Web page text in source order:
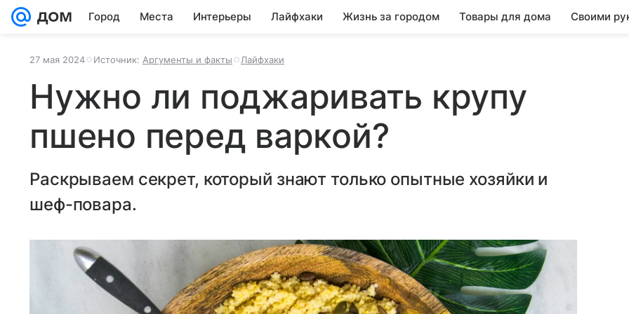
Город Места Интерьеры Лайфхаки Жизнь за городом Товары для дома Своими
27 мая 2024 Источник: Аргументы и факты Лайфхаки
Нужно ли поджаривать крупу
пшено перед варкой?
Раскрываем секрет, который знают только опытные хозяйки и
шеф-повара.